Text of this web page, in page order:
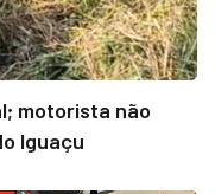
motorista não
Iguaçu